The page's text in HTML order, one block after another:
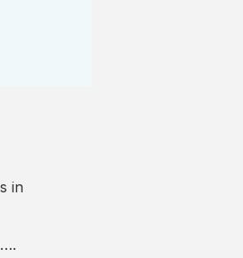
in